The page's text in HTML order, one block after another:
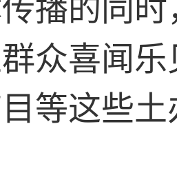
播的同
众喜闻
等这些